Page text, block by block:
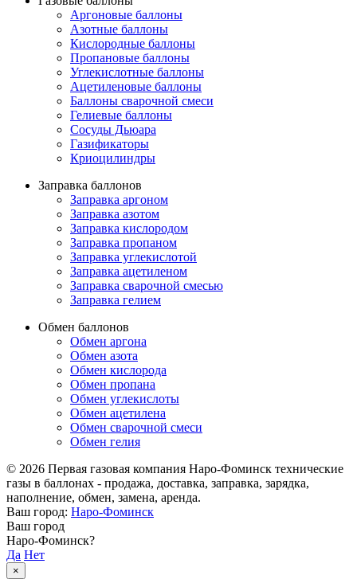
Аргоновые баллоны
Азотные баллоны
Кислородные баллоны
Пропановые баллоны
Углекислотные баллоны
Ацетиленовые баллоны
Баллоны сварочной смеси
Гелиевые баллоны
Сосуды Дьюара
Газификаторы
Криоцилиндры
Заправка баллонов
Заправка аргоном
Заправка азотом
Заправка кислородом
Заправка пропаном
Заправка углекислотой
Заправка ацетиленом
Заправка сварочной смесью
Заправка гелием
Обмен баллонов
Обмен аргона
Обмен азота
Обмен кислорода
Обмен пропана
Обмен углекислоты
Обмен ацетилена
Обмен сварочной смеси
Обмен гелия
© 2026 Первая газовая компания Наро-Фоминск технические
газы в баллонах - продажа, доставка, заправка, зарядка,
наполнение, обмен, замена, аренда.
Ваш город: Наро-Фоминск
Ваш город
Наро-Фоминск?
Да Нет
×